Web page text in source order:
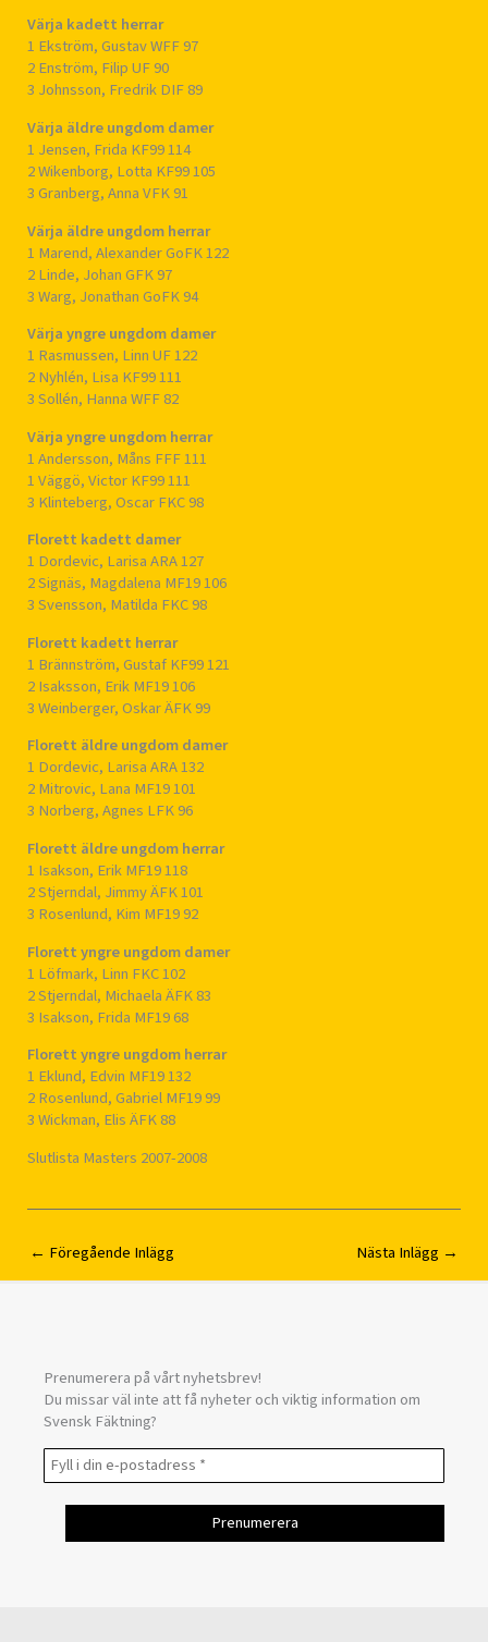
Värja kadett herrar
1 Ekström, Gustav WFF 97
2 Enström, Filip UF 90
3 Johnsson, Fredrik DIF 89
Värja äldre ungdom damer
1 Jensen, Frida KF99 114
2 Wikenborg, Lotta KF99 105
3 Granberg, Anna VFK 91
Värja äldre ungdom herrar
1 Marend, Alexander GoFK 122
2 Linde, Johan GFK 97
3 Warg, Jonathan GoFK 94
Värja yngre ungdom damer
1 Rasmussen, Linn UF 122
2 Nyhlén, Lisa KF99 111
3 Sollén, Hanna WFF 82
Värja yngre ungdom herrar
1 Andersson, Måns FFF 111
1 Väggö, Victor KF99 111
3 Klinteberg, Oscar FKC 98
Florett kadett damer
1 Dordevic, Larisa ARA 127
2 Signäs, Magdalena MF19 106
3 Svensson, Matilda FKC 98
Florett kadett herrar
1 Brännström, Gustaf KF99 121
2 Isaksson, Erik MF19 106
3 Weinberger, Oskar ÄFK 99
Florett äldre ungdom damer
1 Dordevic, Larisa ARA 132
2 Mitrovic, Lana MF19 101
3 Norberg, Agnes LFK 96
Florett äldre ungdom herrar
1 Isakson, Erik MF19 118
2 Stjerndal, Jimmy ÄFK 101
3 Rosenlund, Kim MF19 92
Florett yngre ungdom damer
1 Löfmark, Linn FKC 102
2 Stjerndal, Michaela ÄFK 83
3 Isakson, Frida MF19 68
Florett yngre ungdom herrar
1 Eklund, Edvin MF19 132
2 Rosenlund, Gabriel MF19 99
3 Wickman, Elis ÄFK 88
Slutlista Masters 2007-2008
← Föregående Inlägg Nästa Inlägg →
Prenumerera på vårt nyhetsbrev!
Du missar väl inte att få nyheter och viktig information om
Svensk Fäktning?